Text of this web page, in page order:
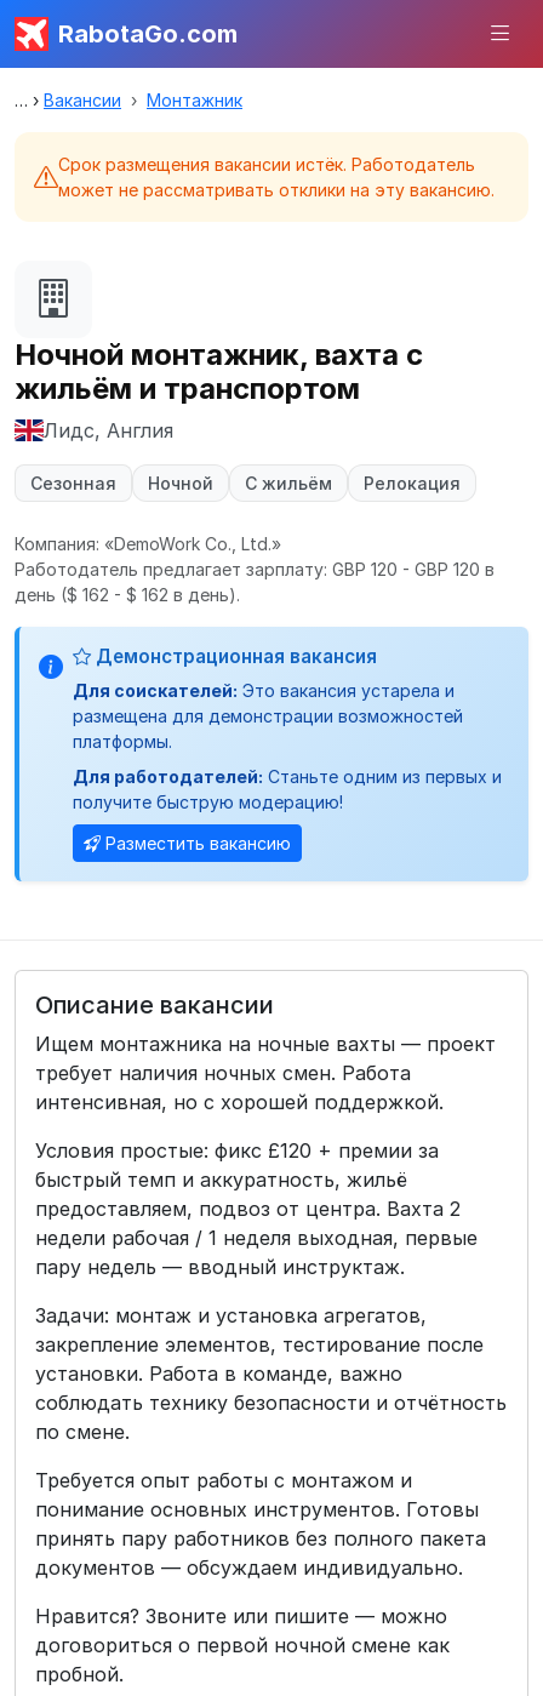
RabotaGo.com
Вакансии Монтажник
Срок размещения вакансии истёк. Работодатель
может не рассматривать отклики на эту вакансию.
Ночной монтажник, вахта с
жильём и транспортом
Лидс, Англия
Сезонная Ночной С жильём Релокация
Компания: «DemoWork Co., Ltd.»
Работодатель предлагает зарплату: GBP 120 - GBP 120 в
день ($ 162 - $ 162 в день).
Демонстрационная вакансия
Для соискателей: Это вакансия устарела и
размещена для демонстрации возможностей
платформы.
Для работодателей: Станьте одним из первых и
получите быструю модерацию!
Разместить вакансию
Описание вакансии
Ищем монтажника на ночные вахты — проект
требует наличия ночных смен. Работа
интенсивная, но с хорошей поддержкой.
Условия простые: фикс £120 + премии за
быстрый темп и аккуратность, жильё
предоставляем, подвоз от центра. Вахта 2
недели рабочая / 1 неделя выходная, первые
пару недель — вводный инструктаж.
Задачи: монтаж и установка агрегатов,
закрепление элементов, тестирование после
установки. Работа в команде, важно
соблюдать технику безопасности и отчётность
по смене.
Требуется опыт работы с монтажом и
понимание основных инструментов. Готовы
принять пару работников без полного пакета
документов — обсуждаем индивидуально.
Нравится? Звоните или пишите — можно
договориться о первой ночной смене как
пробной.